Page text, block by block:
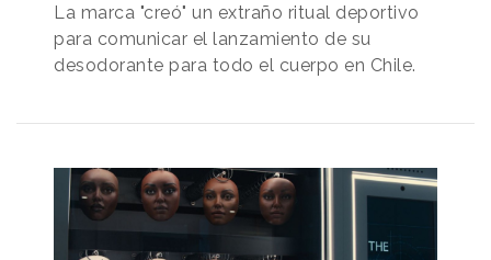
La marca "creó" un extraño ritual deportivo
para comunicar el lanzamiento de su
desodorante para todo el cuerpo en Chile.